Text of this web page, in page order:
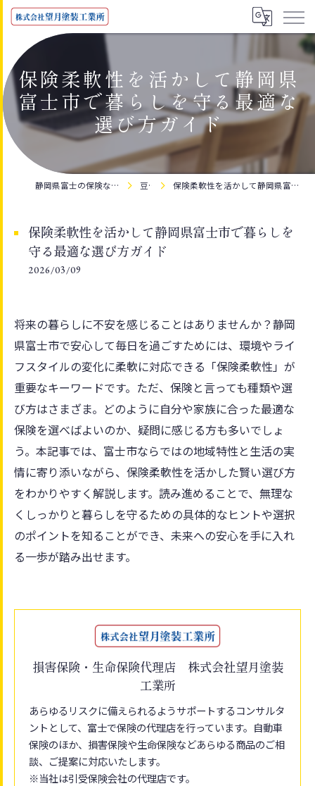
保険柔軟性を活かして静岡県
富士市で暮らしを守る最適な
選び方ガイド
静岡県富士の保険なら株式会社望月塗装工業所 豆知識 保険柔軟性を活かして静岡県富士市で暮らしを守る最適な選び方ガイド
保険柔軟性を活かして静岡県富士市で暮らしを
守る最適な選び方ガイド
2026/03/09
将来の暮らしに不安を感じることはありませんか？静岡
県富士市で安心して毎日を過ごすためには、環境やライ
フスタイルの変化に柔軟に対応できる「保険柔軟性」が
重要なキーワードです。ただ、保険と言っても種類や選
び方はさまざま。どのように自分や家族に合った最適な
保険を選べばよいのか、疑問に感じる方も多いでしょ
う。本記事では、富士市ならではの地域特性と生活の実
情に寄り添いながら、保険柔軟性を活かした賢い選び方
をわかりやすく解説します。読み進めることで、無理な
くしっかりと暮らしを守るための具体的なヒントや選択
のポイントを知ることができ、未来への安心を手に入れ
る一歩が踏み出せます。
損害保険・生命保険代理店 株式会社望月塗装
工業所
あらゆるリスクに備えられるようサポートするコンサルタ
ントとして、富士で保険の代理店を行っています。自動車
保険のほか、損害保険や生命保険などあらゆる商品のご相
談、ご提案に対応いたします。
※当社は引受保険会社の代理店です。